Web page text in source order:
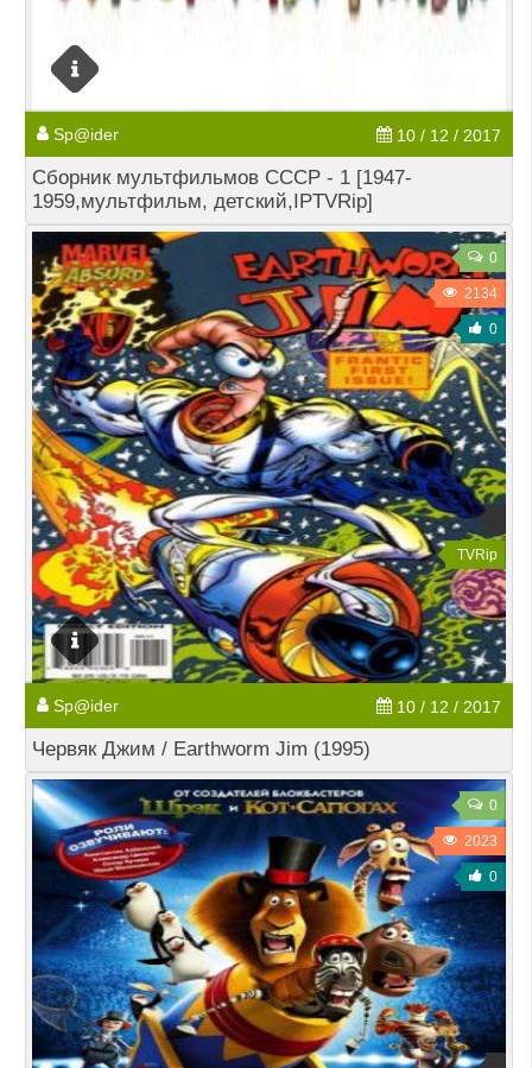
Sp@ider 10 / 12 / 2017
Сборник мультфильмов СССР - 1 [1947-
1959,мультфильм, детский,IPTVRip]
0
2134
0
TVRip
Sp@ider 10 / 12 / 2017
Червяк Джим / Earthworm Jim (1995)
0
2023
0